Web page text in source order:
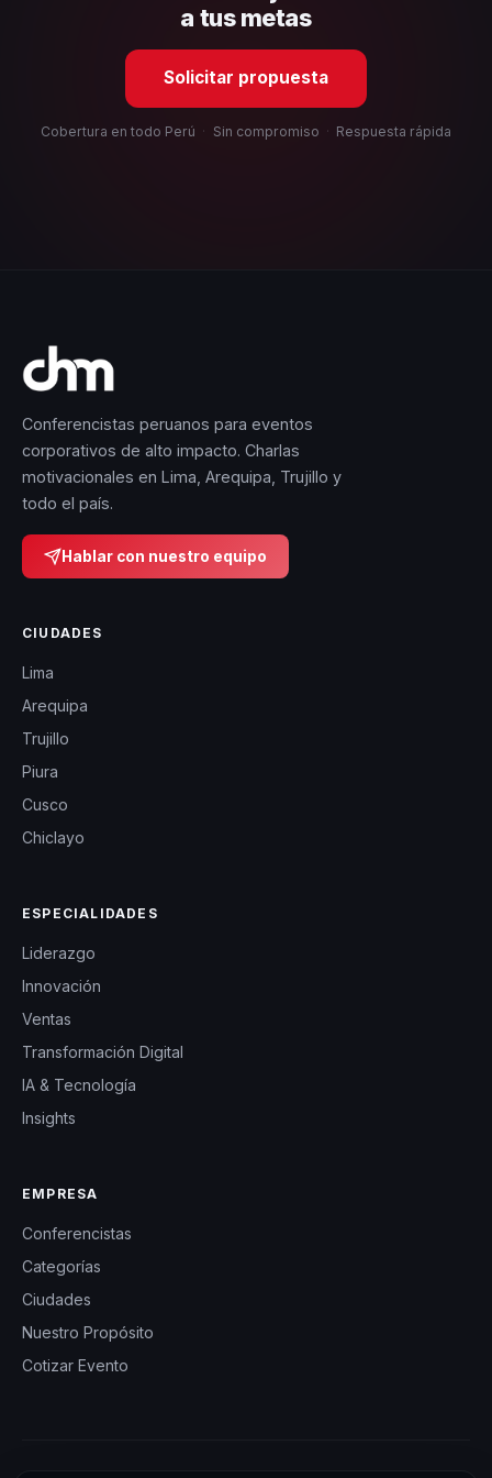
a tus metas
Solicitar propuesta
Cobertura en todo Perú · Sin compromiso · Respuesta rápida
Conferencistas peruanos para eventos
corporativos de alto impacto. Charlas
motivacionales en Lima, Arequipa, Trujillo y
todo el país.
Hablar con nuestro equipo
CIUDADES
Lima
Arequipa
Trujillo
Piura
Cusco
Chiclayo
ESPECIALIDADES
Liderazgo
Innovación
Ventas
Transformación Digital
IA & Tecnología
Insights
EMPRESA
Conferencistas
Categorías
Ciudades
Nuestro Propósito
Cotizar Evento